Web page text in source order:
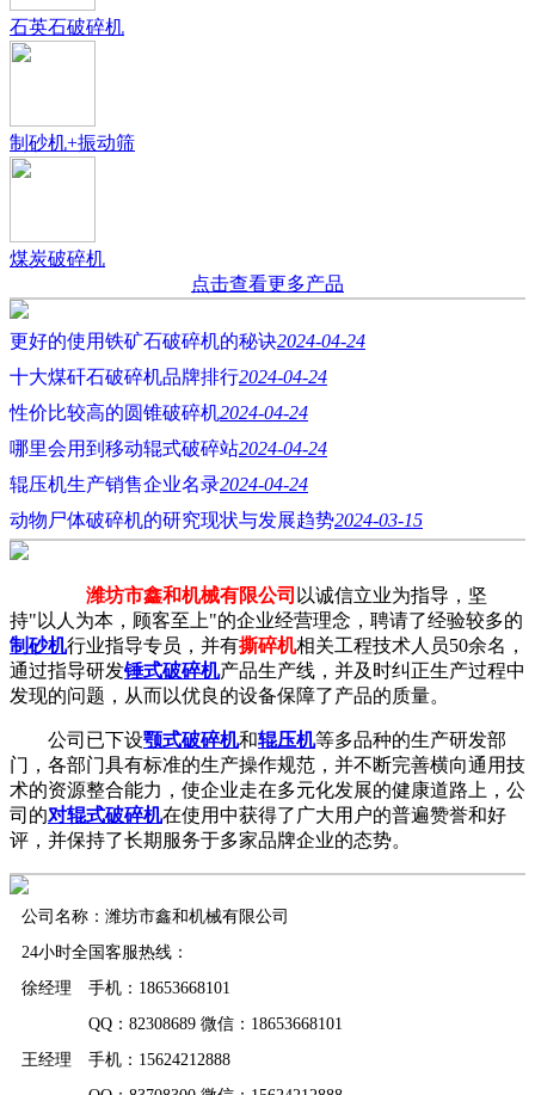
石英石破碎机
制砂机+振动筛
煤炭破碎机
点击查看更多产品
更好的使用铁矿石破碎机的秘诀2024-04-24
十大煤矸石破碎机品牌排行2024-04-24
性价比较高的圆锥破碎机2024-04-24
哪里会用到移动辊式破碎站2024-04-24
辊压机生产销售企业名录2024-04-24
动物尸体破碎机的研究现状与发展趋势2024-03-15
潍坊市鑫和机械有限公司 以诚信立业为指导，坚
持"以人为本，顾客至上"的企业经营理念，聘请了经验较多的
制砂机行业指导专员，并有撕碎机相关工程技术人员50余名，
通过指导研发锤式破碎机产品生产线，并及时纠正生产过程中
发现的问题，从而以优良的设备保障了产品的质量。
公司已下设颚式破碎机和辊压机等多品种的生产研发部
门，各部门具有标准的生产操作规范，并不断完善横向通用技
术的资源整合能力，使企业走在多元化发展的健康道路上，公
司的对辊式破碎机在使用中获得了广大用户的普遍赞誉和好
评，并保持了长期服务于多家品牌企业的态势。
公司名称：潍坊市鑫和机械有限公司
24小时全国客服热线：
徐经理 手机：18653668101
QQ：82308689 微信：18653668101
王经理 手机：15624212888